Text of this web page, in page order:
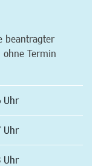
beantragter
Termin
Uhr
Uhr
Uhr